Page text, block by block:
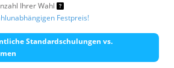
Ihrer Wahl
Festpreis!
Standardschulungen vs.